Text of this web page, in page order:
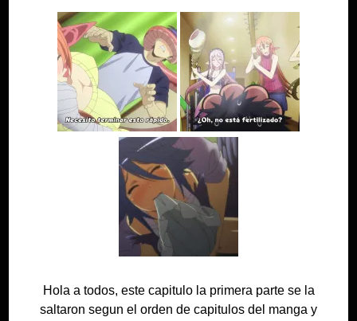
Hola a todos, este capitulo la primera parte se la
saltaron segun el orden de capitulos del manga y